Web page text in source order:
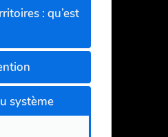
: qu’est
système